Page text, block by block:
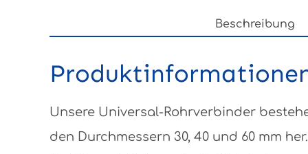
Beschreibung
Unsere Universal-Rohrverbinder
den Durchmessern 30, 40 und 60 mm